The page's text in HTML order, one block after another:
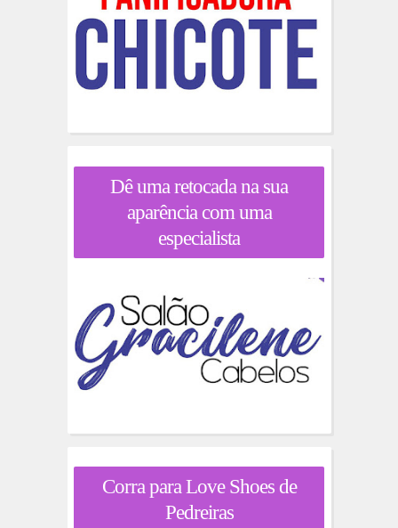
Dê uma retocada na sua
aparência com uma
especialista
Corra para Love Shoes de
Pedreiras